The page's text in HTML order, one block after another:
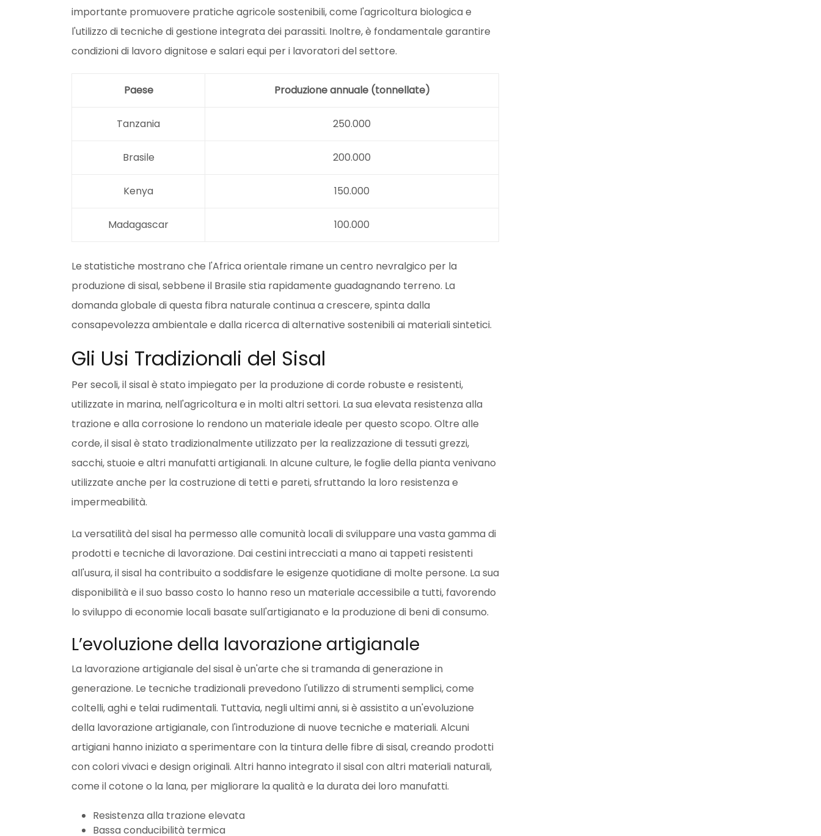
importante promuovere pratiche agricole sostenibili, come l'agricoltura biologica e
l'utilizzo di tecniche di gestione integrata dei parassiti. Inoltre, è fondamentale garantire
condizioni di lavoro dignitose e salari equi per i lavoratori del settore.
Paese Produzione annuale (tonnellate)
Tanzania 250.000
Brasile 200.000
Kenya 150.000
Madagascar 100.000
Le statistiche mostrano che l'Africa orientale rimane un centro nevralgico per la
produzione di sisal, sebbene il Brasile stia rapidamente guadagnando terreno. La
domanda globale di questa fibra naturale continua a crescere, spinta dalla
consapevolezza ambientale e dalla ricerca di alternative sostenibili ai materiali sintetici.
Gli Usi Tradizionali del Sisal
Per secoli, il sisal è stato impiegato per la produzione di corde robuste e resistenti,
utilizzate in marina, nell'agricoltura e in molti altri settori. La sua elevata resistenza alla
trazione e alla corrosione lo rendono un materiale ideale per questo scopo. Oltre alle
corde, il sisal è stato tradizionalmente utilizzato per la realizzazione di tessuti grezzi,
sacchi, stuoie e altri manufatti artigianali. In alcune culture, le foglie della pianta venivano
utilizzate anche per la costruzione di tetti e pareti, sfruttando la loro resistenza e
impermeabilità.
La versatilità del sisal ha permesso alle comunità locali di sviluppare una vasta gamma di
prodotti e tecniche di lavorazione. Dai cestini intrecciati a mano ai tappeti resistenti
all'usura, il sisal ha contribuito a soddisfare le esigenze quotidiane di molte persone. La sua
disponibilità e il suo basso costo lo hanno reso un materiale accessibile a tutti, favorendo
lo sviluppo di economie locali basate sull'artigianato e la produzione di beni di consumo.
L’evoluzione della lavorazione artigianale
La lavorazione artigianale del sisal è un'arte che si tramanda di generazione in
generazione. Le tecniche tradizionali prevedono l'utilizzo di strumenti semplici, come
coltelli, aghi e telai rudimentali. Tuttavia, negli ultimi anni, si è assistito a un'evoluzione
della lavorazione artigianale, con l'introduzione di nuove tecniche e materiali. Alcuni
artigiani hanno iniziato a sperimentare con la tintura delle fibre di sisal, creando prodotti
con colori vivaci e design originali. Altri hanno integrato il sisal con altri materiali naturali,
come il cotone o la lana, per migliorare la qualità e la durata dei loro manufatti.
Resistenza alla trazione elevata
Bassa conducibilità termica